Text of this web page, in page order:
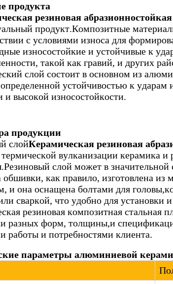
продукта
резиновая
продукт.Композитные
с условиями износа для
износостойкие и устойчивые к
такой как гравий, и других
слой состоит в основном из
устойчивостью к
и высокой износостойкости.
продукции
слойКерамическая резиновая
вулканизации керамика и
слой может в
как правило, изготовлена из
и она оснащена болтами для
сваркой, что удобно для установки
резиновая композитная стальная
разных форм, толщины,и
работы и потребностями клиента.
параметры алюминиевой